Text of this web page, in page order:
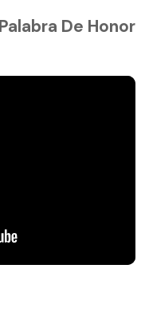
De Honor